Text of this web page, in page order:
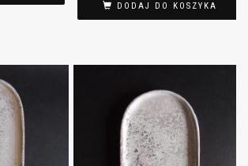
DODAJ DO KOSZYKA